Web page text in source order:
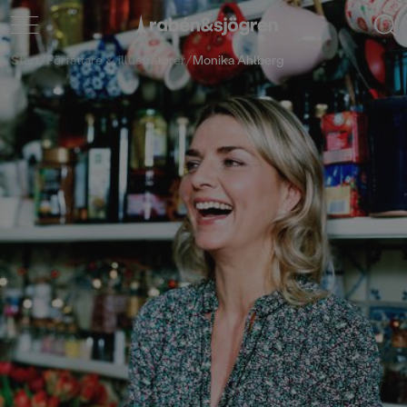
Start/Författare & illustratörer/Monika Ahlberg